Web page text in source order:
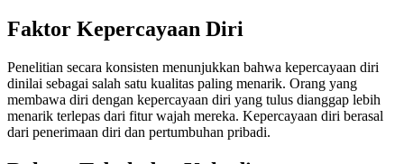
Faktor Kepercayaan Diri
Penelitian secara konsisten menunjukkan bahwa kepercayaan diri
dinilai sebagai salah satu kualitas paling menarik. Orang yang
membawa diri dengan kepercayaan diri yang tulus dianggap lebih
menarik terlepas dari fitur wajah mereka. Kepercayaan diri berasal
dari penerimaan diri dan pertumbuhan pribadi.